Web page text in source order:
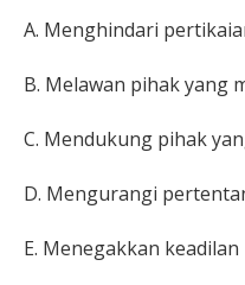
A. Menghindari
B. Melawan pihak yang
C. Mendukung pihak
D. Mengurangi
E. Menegakkan keadilan